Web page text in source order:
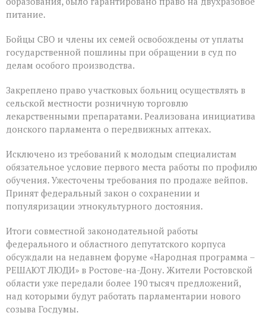
питание.
Бойцы СВО и члены их семей освобождены от уплаты
государственной пошлины при обращении в суд по
делам особого производства.
Закреплено право участковых больниц осуществлять в
сельской местности розничную торговлю
лекарственными препаратами. Реализована инициатива
донского парламента о передвижных аптеках.
Исключено из требований к молодым специалистам
обязательное условие первого места работы по профилю
обучения. Ужесточены требования по продаже вейпов.
Принят федеральный закон о сохранении и
популяризации этнокультурного достояния.
Итоги совместной законодательной работы
федерального и областного депутатского корпуса
обсуждали на недавнем форуме «Народная программа –
РЕШАЮТ ЛЮДИ» в Ростове-на-Дону. Жители Ростовской
области уже передали более 190 тысяч предложений,
над которыми будут работать парламентарии нового
созыва Госдумы.